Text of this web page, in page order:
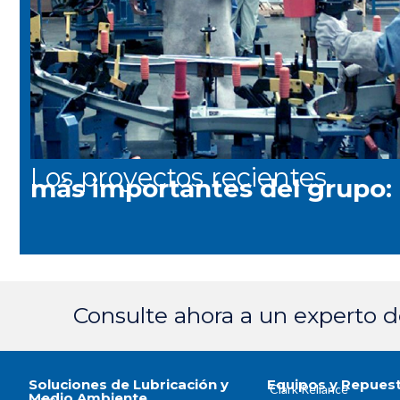
Los proyectos recientes
más importantes del grupo:
Consulte ahora a un experto
Soluciones de Lubricación y Equipos y
Clark Reliance